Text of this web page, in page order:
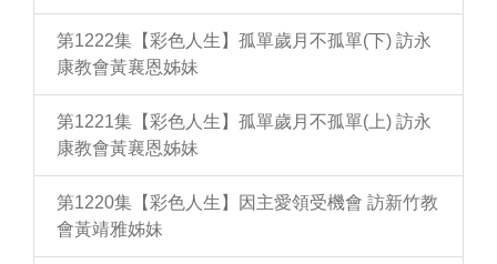
第1222集【彩色人生】孤單歲月不孤單(下) 訪永
康教會黃襄恩姊妹
第1221集【彩色人生】孤單歲月不孤單(上) 訪永
康教會黃襄恩姊妹
第1220集【彩色人生】因主愛領受機會 訪新竹教
會黃靖雅姊妹